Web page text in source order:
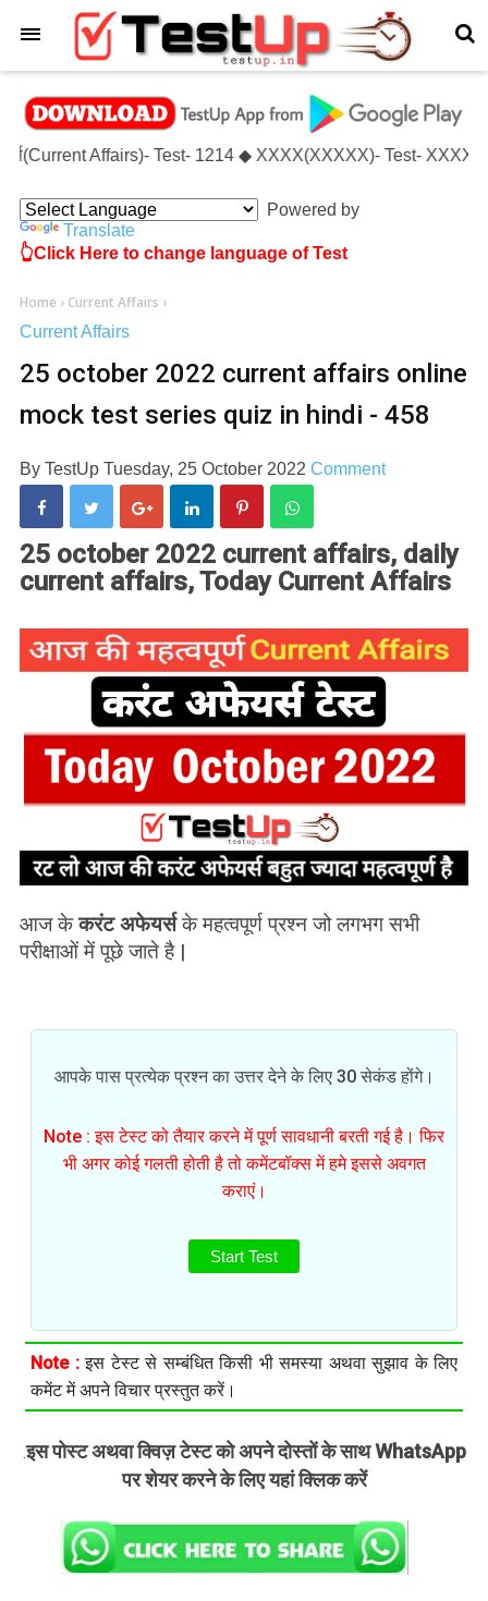
Affairs)- Test- 1214 ◆ XXXX(XXXXX)- Test- XXXXXX
Powered by
Translate
👆Click Here to change language of Test
Home › Current Affairs ›
Current Affairs
25 october 2022 current affairs online
mock test series quiz in hindi - 458
By TestUp Tuesday, 25 October 2022 Comment
25 october 2022 current affairs, daily
current affairs, Today Current Affairs
आज केकरंट अफेयर्सके महत्वपूर्ण प्रश्न जो लगभग सभी
परीक्षाओं में पूछे जाते है |
आपके पास प्रत्येक प्रश्न का उत्तर देने के लिए 30 सेकंड होंगे।
Note : इस टेस्ट को तैयार करने में पूर्ण सावधानी बरती गई है। फिर
भी अगर कोई गलती होती है तो कमेंटबॉक्स में हमे इससे अवगत
कराएं।
Start Test
Note :इस टेस्ट से सम्बंधित किसी भी समस्या अथवा सुझाव के लिए
कमेंट में अपने विचार प्रस्तुत करें।
.इस पोस्ट अथवा क्विज़ टेस्ट को अपने दोस्तों के साथ WhatsApp
पर शेयर करने के लिए यहां क्लिक करें